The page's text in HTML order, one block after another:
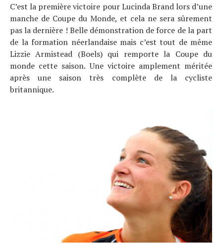
C’est la première victoire pour Lucinda Brand lors d’une
manche de Coupe du Monde, et cela ne sera sûrement
pas la dernière ! Belle démonstration de force de la part
de la formation néerlandaise mais c’est tout de même
Lizzie Armistead (Boels) qui remporte la Coupe du
monde cette saison. Une victoire amplement méritée
après une saison très complète de la cycliste
britannique.